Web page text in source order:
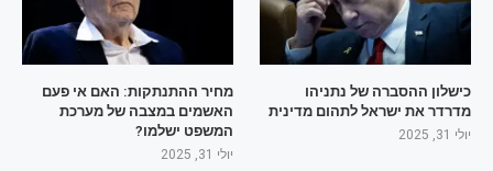
כישלון ההסברה של נתניהו
מדרדר את ישראל לתהום מדינית
יולי 31, 2025
מחיר ההתנתקות: האם אי פעם
האשמים במצבה של מערכת
המשפט ישלמו?
יולי 31, 2025